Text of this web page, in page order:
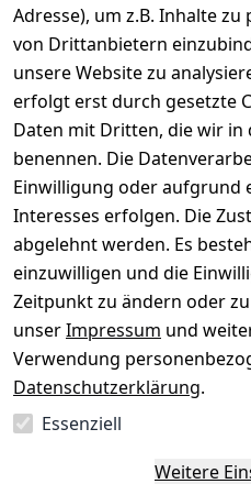
Adresse), um z.B. Inhalte
von Drittanbietern
unsere Website zu
erfolgt erst durch gesetzte
Daten mit Dritten, die wir in
benennen. Die
Einwilligung oder aufgrund
Interesses erfolgen. Die
abgelehnt werden. Es
einzuwilligen und die
Zeitpunkt zu ändern oder
unserImpressum und
Verwendung
Datenschutzerklärung.
Essenziell
Weitere
Gerät verkaufen
Dein altes Gerät ist bares
wenigen Minuten,
aufs Konto.
Gerät verkaufen
Sichere Zahlungsarten
SEPA Bank
Sicherheit
Deine Daten. Sicher. Vertraulich.